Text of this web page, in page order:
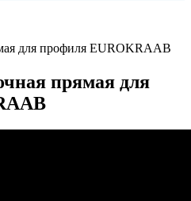
для профиля EUROKRAAB
прямая для